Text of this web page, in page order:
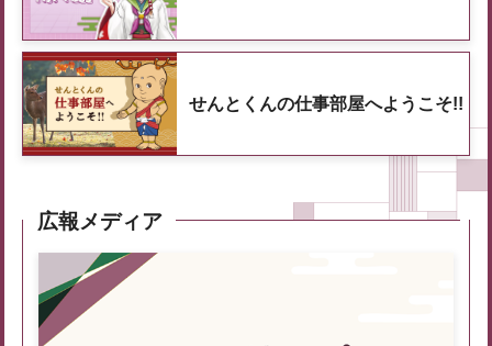
せんとくんの仕事部屋へようこそ!!
広報メディア